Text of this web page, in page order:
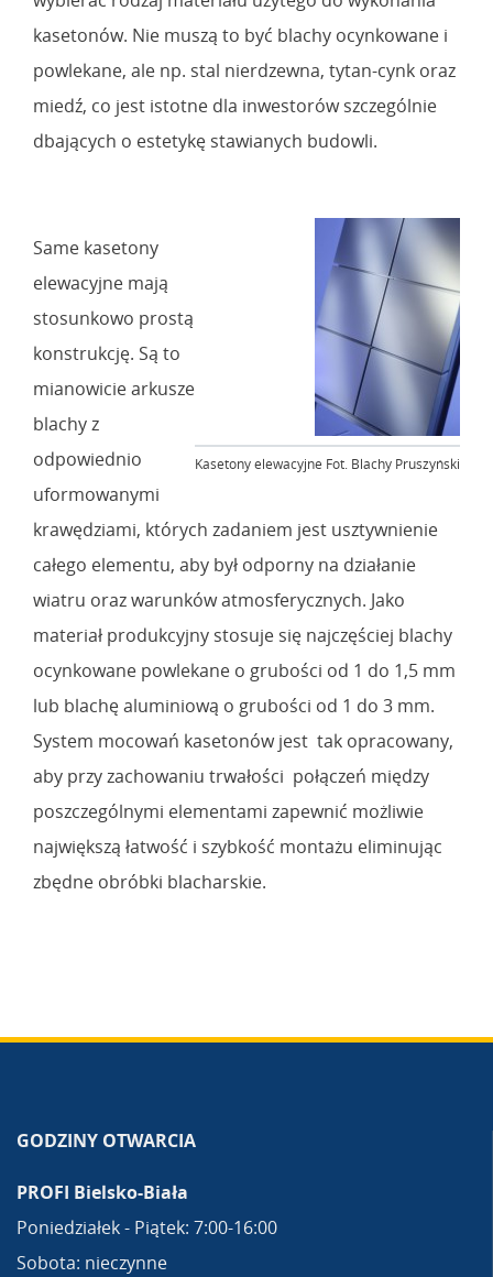
kasetonów. Nie muszą to być blachy ocynkowane i
powlekane, ale np. stal nierdzewna, tytan-cynk oraz
miedź, co jest istotne dla inwestorów szczególnie
dbających o estetykę stawianych budowli.
Kasetony elewacyjne Fot. Blachy Pruszyński
Same kasetony
elewacyjne mają
stosunkowo prostą
konstrukcję. Są to
mianowicie arkusze
blachy z
odpowiednio
uformowanymi
krawędziami, których zadaniem jest usztywnienie
całego elementu, aby był odporny na działanie
wiatru oraz warunków atmosferycznych. Jako
materiał produkcyjny stosuje się najczęściej blachy
ocynkowane powlekane o grubości od 1 do 1,5 mm
lub blachę aluminiową o grubości od 1 do 3 mm.
System mocowań kasetonów jest tak opracowany,
aby przy zachowaniu trwałości połączeń między
poszczególnymi elementami zapewnić możliwie
największą łatwość i szybkość montażu eliminując
zbędne obróbki blacharskie.
GODZINY OTWARCIA
PROFI Bielsko-Biała
Poniedziałek - Piątek: 7:00-16:00
Sobota: nieczynne